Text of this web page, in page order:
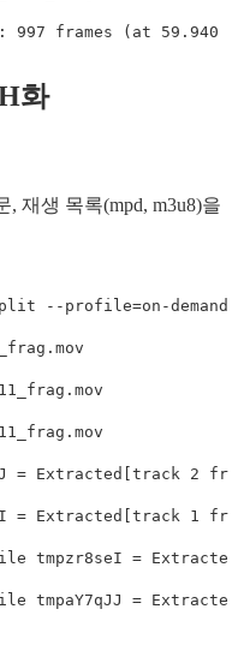
화
, 재생 목록(mpd, m3u8)을
--profile=on-demand
= Extracted[track 2
Extracted[track 1 from
tmpzr8seI =